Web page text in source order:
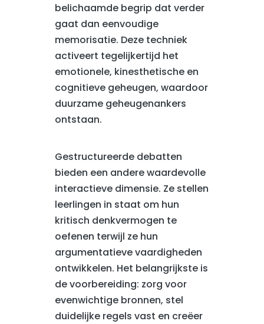
belichaamde begrip dat verder
gaat dan eenvoudige
memorisatie. Deze techniek
activeert tegelijkertijd het
emotionele, kinesthetische en
cognitieve geheugen, waardoor
duurzame geheugenankers
ontstaan.
Gestructureerde debatten
bieden een andere waardevolle
interactieve dimensie. Ze stellen
leerlingen in staat om hun
kritisch denkvermogen te
oefenen terwijl ze hun
argumentatieve vaardigheden
ontwikkelen. Het belangrijkste is
de voorbereiding: zorg voor
evenwichtige bronnen, stel
duidelijke regels vast en creëer